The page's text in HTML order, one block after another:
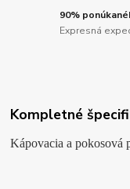
90%
Expresná
Kompletné
Kápovacia a pokosová